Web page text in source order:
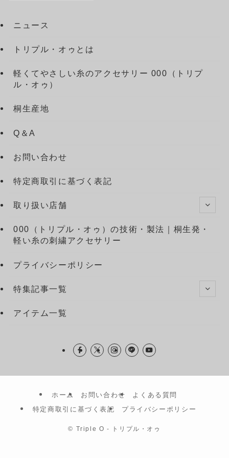
ニュース
トリプル・オゥとは
軽くてやさしい糸のアクセサリー 000（トリプ
ル・オゥ）
桐生産地
Q＆A
お問い合わせ
特定商取引に基づく表記
取り扱い店舗
000（トリプル・オゥ）の技術・製法｜桐生発・
軽い糸の刺繍アクセサリー
プライバシーポリシー
特集記事一覧
アイテム一覧
ホーム お問い合わせ
よくある質問
特定商取引に基づく表記
プライバシーポリシー
© Triple O - トリプル・オゥ